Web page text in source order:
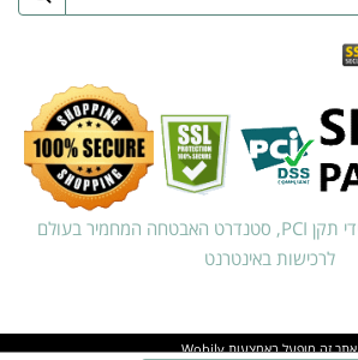
אתר זה מאובטח על-ידי תקן PCI, סטנדרט האבטחה המחמיר בעולם
לרכישות באינטרנט
אתר זה מופעל באמצעותWobily